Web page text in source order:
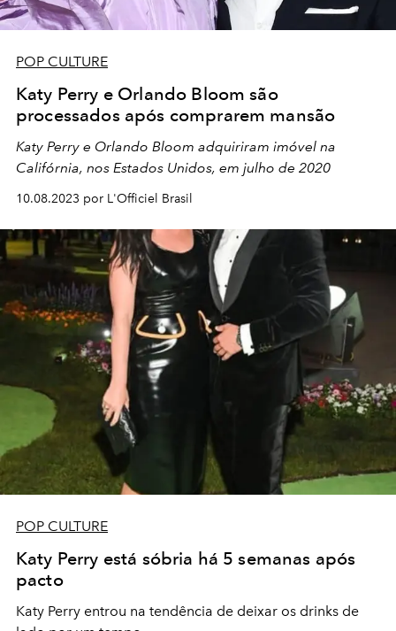
POP CULTURE
Katy Perry e Orlando Bloom são
processados após comprarem mansão
Katy Perry e Orlando Bloom adquiriram imóvel na
Califórnia, nos Estados Unidos, em julho de 2020
10.08.2023 por L'Officiel Brasil
POP CULTURE
Katy Perry está sóbria há 5 semanas após
pacto
Katy Perry entrou na tendência de deixar os drinks de